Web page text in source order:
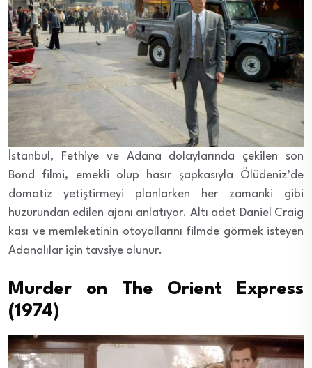
İstanbul, Fethiye ve Adana dolaylarında çekilen son
Bond filmi, emekli olup hasır şapkasıyla Ölüdeniz’de
domatiz yetiştirmeyi planlarken her zamanki gibi
huzurundan edilen ajanı anlatıyor. Altı adet Daniel Craig
kası ve memleketinin otoyollarını filmde görmek isteyen
Adanalılar için tavsiye olunur.
Murder on The Orient Express
(1974)